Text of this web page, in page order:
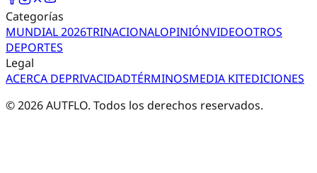
Categorías
MUNDIAL 2026TRINACIONALOPINIÓNVIDEOOTROS
DEPORTES
Legal
ACERCA DEPRIVACIDADTÉRMINOSMEDIA KITEDICIONES
©2026AUTFLO. Todos los derechos reservados.